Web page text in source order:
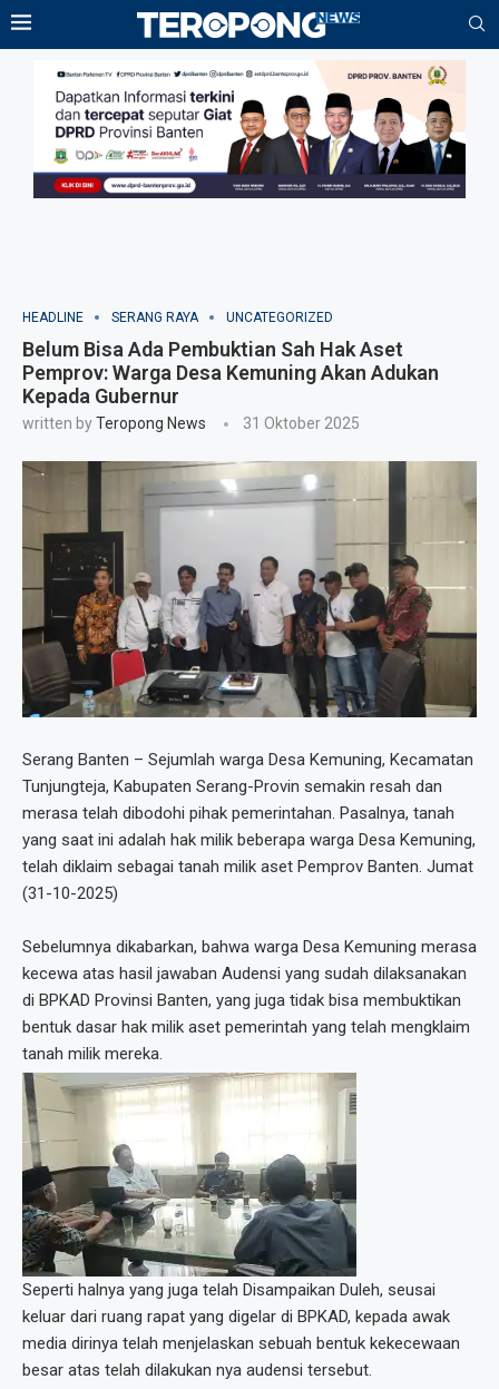
HEADLINE SERANG RAYA UNCATEGORIZED
Belum Bisa Ada Pembuktian Sah Hak Aset
Pemprov: Warga Desa Kemuning Akan Adukan
Kepada Gubernur
written byTeropong News 31 Oktober 2025
Serang Banten – Sejumlah warga Desa Kemuning, Kecamatan
Tunjungteja, Kabupaten Serang-Provin semakin resah dan
merasa telah dibodohi pihak pemerintahan. Pasalnya, tanah
yang saat ini adalah hak milik beberapa warga Desa Kemuning,
telah diklaim sebagai tanah milik aset Pemprov Banten. Jumat
(31-10-2025)
Sebelumnya dikabarkan, bahwa warga Desa Kemuning merasa
kecewa atas hasil jawaban Audensi yang sudah dilaksanakan
di BPKAD Provinsi Banten, yang juga tidak bisa membuktikan
bentuk dasar hak milik aset pemerintah yang telah mengklaim
tanah milik mereka.
Seperti halnya yang juga telah Disampaikan Duleh, seusai
keluar dari ruang rapat yang digelar di BPKAD, kepada awak
media dirinya telah menjelaskan sebuah bentuk kekecewaan
besar atas telah dilakukan nya audensi tersebut.